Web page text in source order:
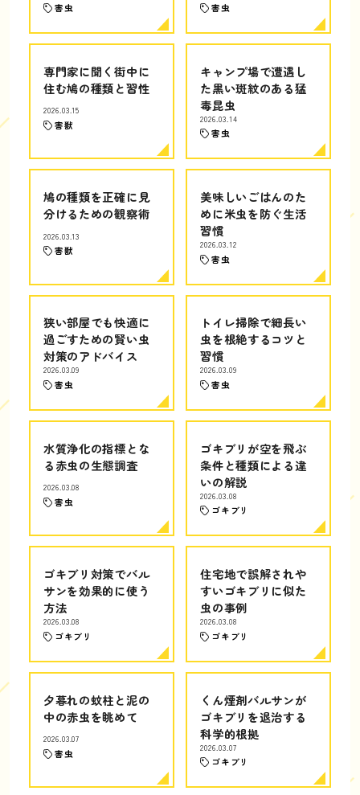
害虫 害虫
専門家に聞く街中に
住む鳩の種類と習性
2026.03.15
害獣
キャンプ場で遭遇し
た黒い斑紋のある猛
毒昆虫
2026.03.14
害虫
鳩の種類を正確に見
分けるための観察術
2026.03.13
害獣
美味しいごはんのた
めに米虫を防ぐ生活
習慣
2026.03.12
害虫
狭い部屋でも快適に
過ごすための賢い虫
対策のアドバイス
2026.03.09
害虫
トイレ掃除で細長い
虫を根絶するコツと
習慣
2026.03.09
害虫
水質浄化の指標とな
る赤虫の生態調査
2026.03.08
害虫
ゴキブリが空を飛ぶ
条件と種類による違
いの解説
2026.03.08
ゴキブリ
ゴキブリ対策でバル
サンを効果的に使う
方法
2026.03.08
ゴキブリ
住宅地で誤解されや
すいゴキブリに似た
虫の事例
2026.03.08
ゴキブリ
夕暮れの蚊柱と泥の
中の赤虫を眺めて
2026.03.07
害虫
くん煙剤バルサンが
ゴキブリを退治する
科学的根拠
2026.03.07
ゴキブリ